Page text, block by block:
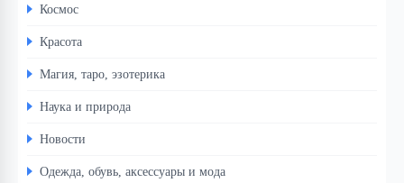
Космос
Красота
Магия, таро, эзотерика
Наука и природа
Новости
Одежда, обувь, аксессуары и мода